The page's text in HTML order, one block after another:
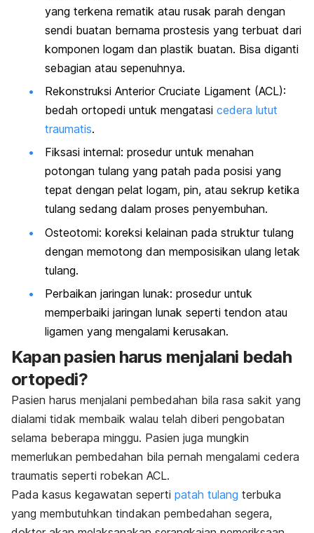
yang terkena rematik atau rusak parah dengan
sendi buatan bernama prostesis yang terbuat dari
komponen logam dan plastik buatan. Bisa diganti
sebagian atau sepenuhnya.
Rekonstruksi Anterior Cruciate Ligament (ACL):
bedah ortopedi untuk mengatasi cedera lutut
traumatis.
Fiksasi internal: prosedur untuk menahan
potongan tulang yang patah pada posisi yang
tepat dengan pelat logam, pin, atau sekrup ketika
tulang sedang dalam proses penyembuhan.
Osteotomi: koreksi kelainan pada struktur tulang
dengan memotong dan memposisikan ulang letak
tulang.
Perbaikan jaringan lunak: prosedur untuk
memperbaiki jaringan lunak seperti tendon atau
ligamen yang mengalami kerusakan.
Kapan pasien harus menjalani bedah
ortopedi?
Pasien harus menjalani pembedahan bila rasa sakit yang
dialami tidak membaik walau telah diberi pengobatan
selama beberapa minggu. Pasien juga mungkin
memerlukan pembedahan bila pernah mengalami cedera
traumatis seperti robekan ACL.
Pada kasus kegawatan seperti patah tulang terbuka
yang membutuhkan tindakan pembedahan segera,